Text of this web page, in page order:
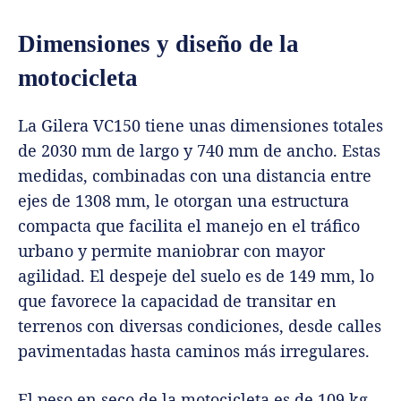
Dimensiones y diseño de la
motocicleta
La Gilera VC150 tiene unas dimensiones totales
de 2030 mm de largo y 740 mm de ancho. Estas
medidas, combinadas con una distancia entre
ejes de 1308 mm, le otorgan una estructura
compacta que facilita el manejo en el tráfico
urbano y permite maniobrar con mayor
agilidad. El despeje del suelo es de 149 mm, lo
que favorece la capacidad de transitar en
terrenos con diversas condiciones, desde calles
pavimentadas hasta caminos más irregulares.